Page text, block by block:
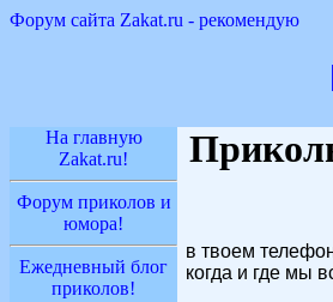
Форум сайта Zakat.ru - рекомендую
На главную
Zakat.ru!
Форум приколов и
юмора!
Ежедневный блог
приколов!
в твоем
когда и где мы